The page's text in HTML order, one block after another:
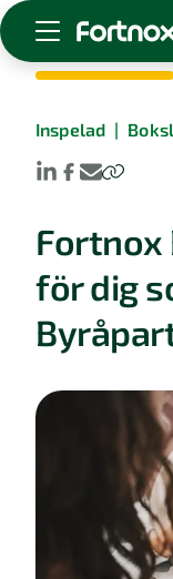
Skaffa Fortnox
För
Logga in
Kontakt
Om Fortnox
Karriär
Kontakt
Inspelad |
Fortnox
för dig